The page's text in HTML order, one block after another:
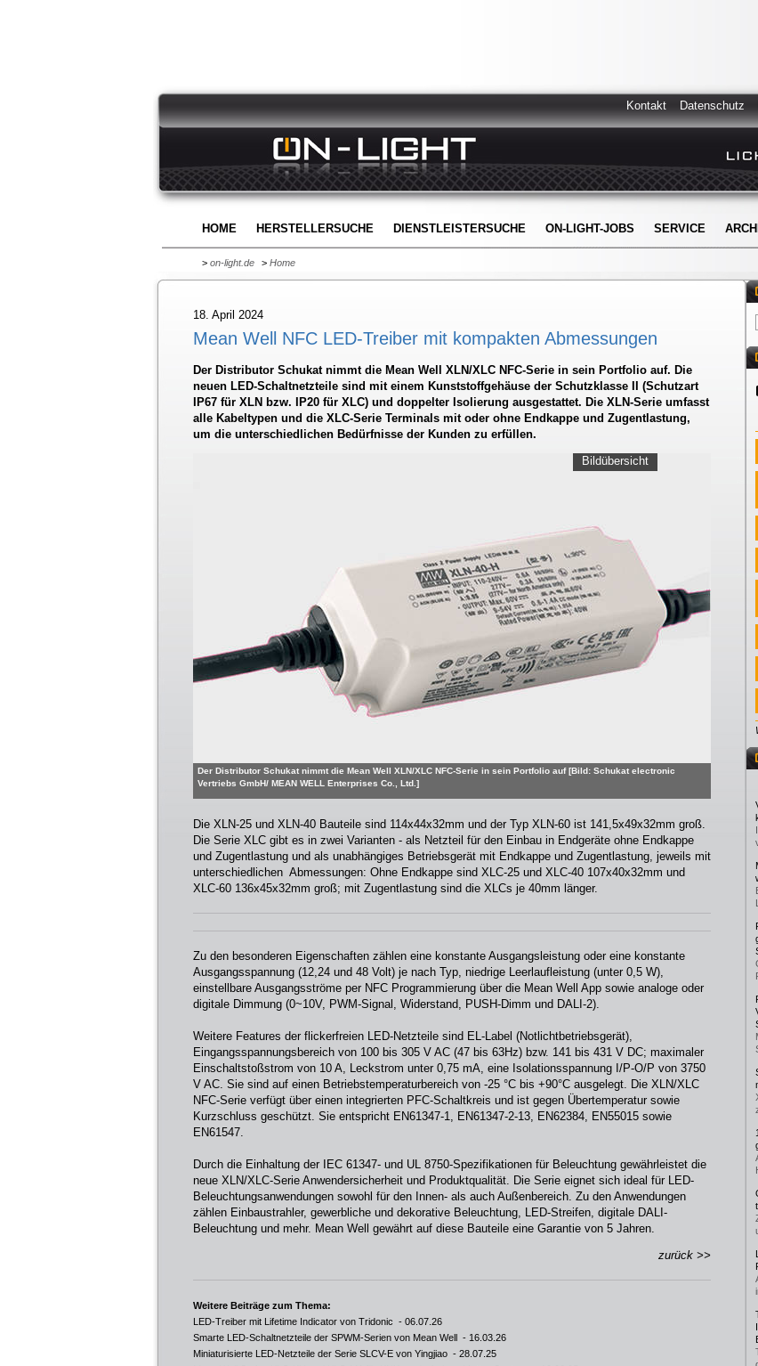
Kontakt Datenschutz
HOME HERSTELLERSUCHE DIENSTLEISTERSUCHE ON-LIGHT-JOBS SERVICE
> on-light.de > Home
18. April 2024
Mean Well NFC LED-Treiber mit kompakten Abmessungen
Der Distributor Schukat nimmt die Mean Well XLN/XLC NFC-Serie in sein Portfolio auf. Die
neuen LED-Schaltnetzteile sind mit einem Kunststoffgehäuse der Schutzklasse II (Schutzart
IP67 für XLN bzw. IP20 für XLC) und doppelter Isolierung ausgestattet. Die XLN-Serie umfasst
alle Kabeltypen und die XLC-Serie Terminals mit oder ohne Endkappe und Zugentlastung,
um die unterschiedlichen Bedürfnisse der Kunden zu erfüllen.
Der Distributor Schukat nimmt die Mean Well XLN/XLC NFC-Serie in sein Portfolio auf [Bild: Schukat electronic
Vertriebs GmbH/ MEAN WELL Enterprises Co., Ltd.]
Bildübersicht
Die XLN-25 und XLN-40 Bauteile sind 114x44x32mm und der Typ XLN-60 ist 141,5x49x32mm groß.
Die Serie XLC gibt es in zwei Varianten - als Netzteil für den Einbau in Endgeräte ohne Endkappe
und Zugentlastung und als unabhängiges Betriebsgerät mit Endkappe und Zugentlastung, jeweils mit
unterschiedlichen Abmessungen: Ohne Endkappe sind XLC-25 und XLC-40 107x40x32mm und
XLC-60 136x45x32mm groß; mit Zugentlastung sind die XLCs je 40mm länger.
Zu den besonderen Eigenschaften zählen eine konstante Ausgangsleistung oder eine konstante
Ausgangsspannung (12,24 und 48 Volt) je nach Typ, niedrige Leerlaufleistung (unter 0,5 W),
einstellbare Ausgangsströme per NFC Programmierung über die Mean Well App sowie analoge oder
digitale Dimmung (0~10V, PWM-Signal, Widerstand, PUSH-Dimm und DALI-2).
Weitere Features der flickerfreien LED-Netzteile sind EL-Label (Notlichtbetriebsgerät),
Eingangsspannungsbereich von 100 bis 305 V AC (47 bis 63Hz) bzw. 141 bis 431 V DC; maximaler
Einschaltstoßstrom von 10 A, Leckstrom unter 0,75 mA, eine Isolationsspannung I/P-O/P von 3750
V AC. Sie sind auf einen Betriebstemperaturbereich von -25 °C bis +90°C ausgelegt. Die XLN/XLC
NFC-Serie verfügt über einen integrierten PFC-Schaltkreis und ist gegen Übertemperatur sowie
Kurzschluss geschützt. Sie entspricht EN61347-1, EN61347-2-13, EN62384, EN55015 sowie
EN61547.
Durch die Einhaltung der IEC 61347- und UL 8750-Spezifikationen für Beleuchtung gewährleistet die
neue XLN/XLC-Serie Anwendersicherheit und Produktqualität. Die Serie eignet sich ideal für LED-
Beleuchtungsanwendungen sowohl für den Innen- als auch Außenbereich. Zu den Anwendungen
zählen Einbaustrahler, gewerbliche und dekorative Beleuchtung, LED-Streifen, digitale DALI-
Beleuchtung und mehr. Mean Well gewährt auf diese Bauteile eine Garantie von 5 Jahren.
zurück >>
Weitere Beiträge zum Thema:
LED-Treiber mit Lifetime Indicator von Tridonic - 06.07.26
Smarte LED-Schaltnetzteile der SPWM-Serien von Mean Well - 16.03.26
Miniaturisierte LED-Netzteile der Serie SLCV-E von Yingjiao - 28.07.25